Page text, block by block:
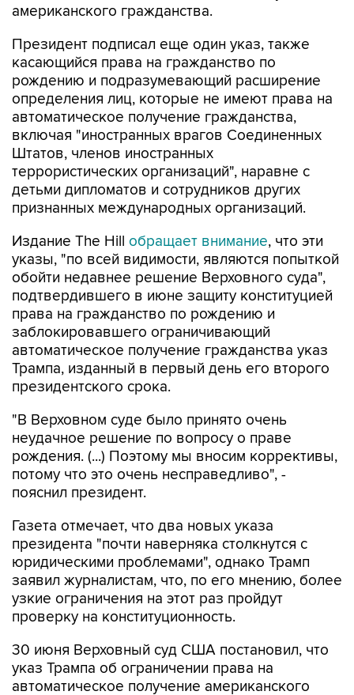
американского гражданства.
Президент подписал еще один указ, также
касающийся права на гражданство по
рождению и подразумевающий расширение
определения лиц, которые не имеют права на
автоматическое получение гражданства,
включая "иностранных врагов Соединенных
Штатов, членов иностранных
террористических организаций", наравне с
детьми дипломатов и сотрудников других
признанных международных организаций.
Издание The Hill обращает внимание, что эти
указы, "по всей видимости, являются попыткой
обойти недавнее решение Верховного суда",
подтвердившего в июне защиту конституцией
права на гражданство по рождению и
заблокировавшего ограничивающий
автоматическое получение гражданства указ
Трампа, изданный в первый день его второго
президентского срока.
"В Верховном суде было принято очень
неудачное решение по вопросу о праве
рождения. (...) Поэтому мы вносим коррективы,
потому что это очень несправедливо", -
пояснил президент.
Газета отмечает, что два новых указа
президента "почти наверняка столкнутся с
юридическими проблемами", однако Трамп
заявил журналистам, что, по его мнению, более
узкие ограничения на этот раз пройдут
проверку на конституционность.
30 июня Верховный суд США постановил, что
указ Трампа об ограничении права на
автоматическое получение американского